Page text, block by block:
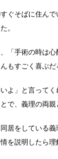
ぐそばに住ん
。
「手術の時は
もすごく喜ぶ
よ」と言って
で、義理の両親
居をしている
を説明したら理